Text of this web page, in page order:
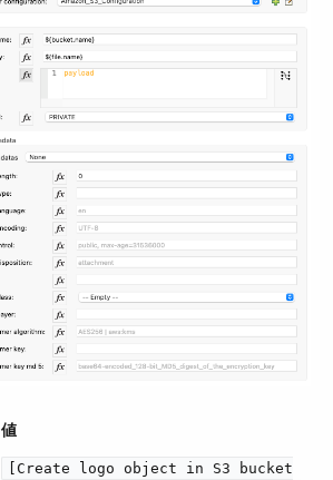
値
[Create logo object in S3 bucket